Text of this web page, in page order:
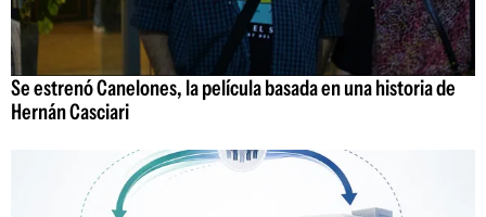
Se estrenó Canelones, la película basada en una historia de
Hernán Casciari